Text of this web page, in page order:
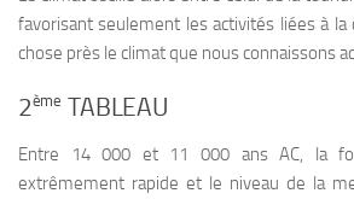
favorisant seulement les activités liées à la
chose près le climat que nous connaissons
2ème TABLEAU
Entre 14 000 et 11 000 ans AC, la
extrêmement rapide et le niveau de la